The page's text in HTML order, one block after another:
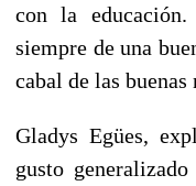
con la
siempre de una
cabal de las
Gladys Egües,
gusto